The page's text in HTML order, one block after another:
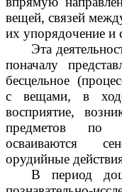
вещей, связей
их упорядочение и
Эта
поначалу
бесцельное
с вещами, в ходе
восприятие,
предметов по
осваиваются
орудийные
В период